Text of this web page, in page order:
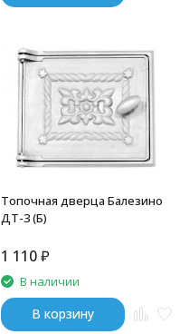
Топочная дверца Балезино
ДТ-3 (Б)
1 110₽
В наличии
В корзину